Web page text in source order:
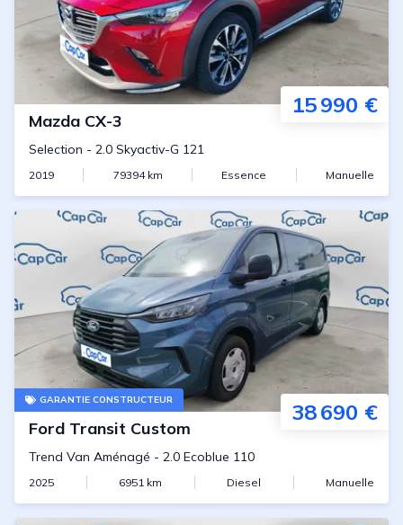
15 990 €
Mazda CX-3
Selection - 2.0 Skyactiv-G 121
2019 79394km Essence Manuelle
GARANTIE CONSTRUCTEUR 38 690 €
Ford Transit Custom
Trend Van Aménagé - 2.0 Ecoblue 110
2025 6951 km Diesel Manuelle